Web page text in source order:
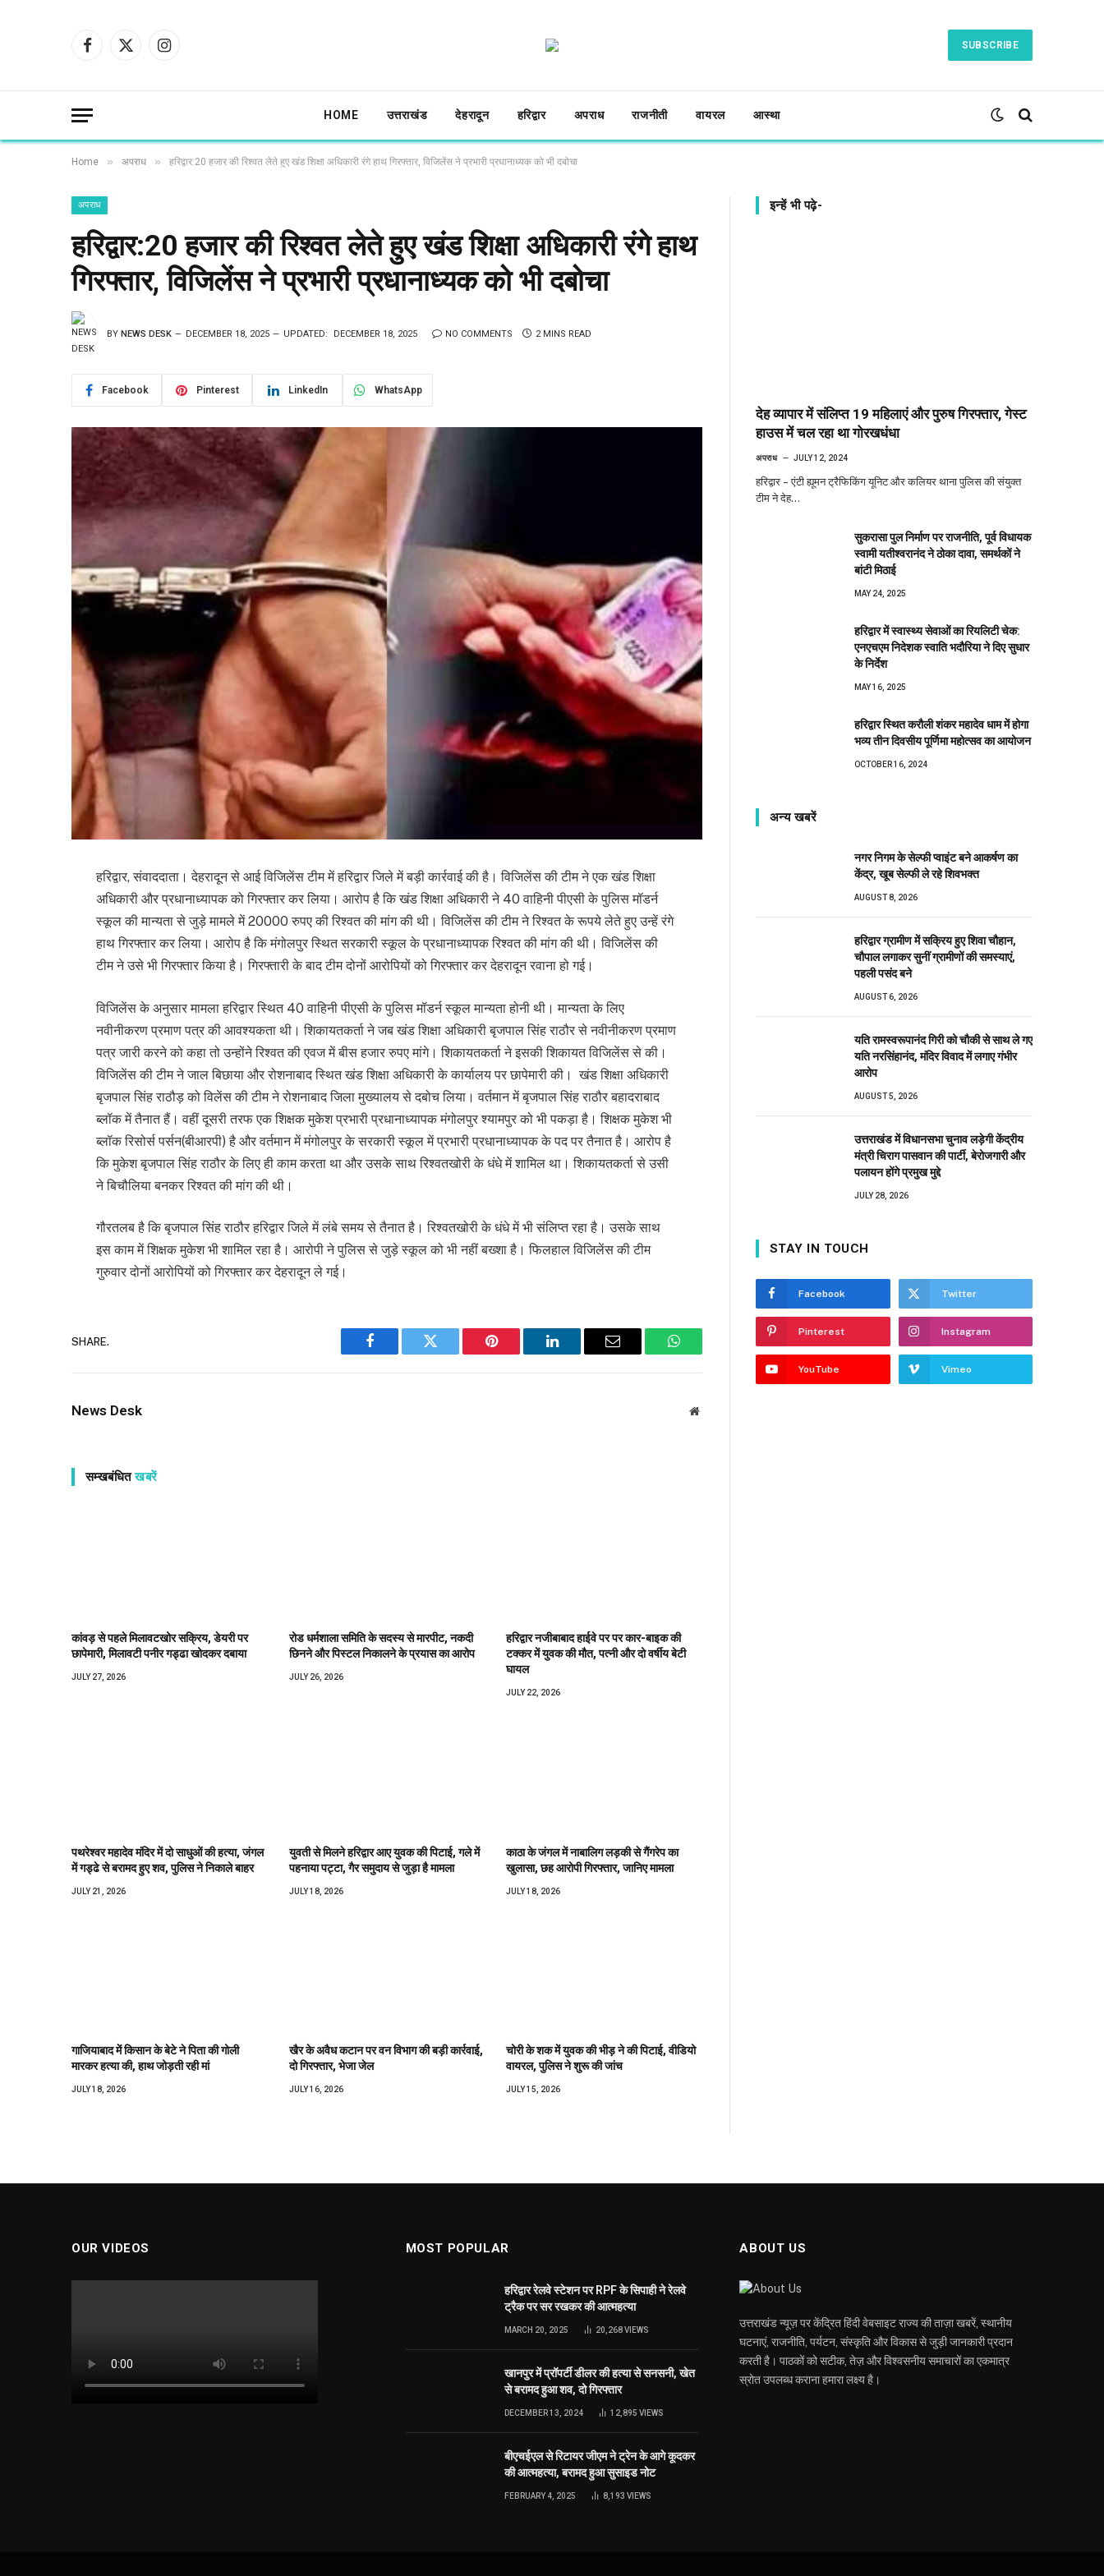
Facebook
X
Instagram
SUBSCRIBE
HOME उत्तराखंड देहरादून हरिद्वार अपराध राजनीती वायरल आस्था
Home » अपराध » हरिद्वार:20 हजार की रिश्वत लेते हुए खंड शिक्षा अधिकारी रंगे हाथ गिरफ्तार, विजिलेंस ने प्रभारी प्रधानाध्यक को भी दबोचा
अपराध
हरिद्वार:20 हजार की रिश्वत लेते हुए खंड शिक्षा अधिकारी रंगे हाथ
गिरफ्तार, विजिलेंस ने प्रभारी प्रधानाध्यक को भी दबोचा
BY NEWS DESK DECEMBER 18, 2025 UPDATED: DECEMBER 18, 2025 NO COMMENTS 2 MINS READ
Facebook Pinterest LinkedIn WhatsApp
हरिद्वार, संवाददाता। देहरादून से आई विजिलेंस टीम में हरिद्वार जिले में बड़ी कार्रवाई की है। विजिलेंस की टीम ने एक खंड शिक्षा
अधिकारी और प्रधानाध्यापक को गिरफ्तार कर लिया। आरोप है कि खंड शिक्षा अधिकारी ने 40 वाहिनी पीएसी के पुलिस मॉडर्न
स्कूल की मान्यता से जुड़े मामले में 20000 रुपए की रिश्वत की मांग की थी। विजिलेंस की टीम ने रिश्वत के रूपये लेते हुए उन्हें रंगे
हाथ गिरफ्तार कर लिया। आरोप है कि मंगोलपुर स्थित सरकारी स्कूल के प्रधानाध्यापक रिश्वत की मांग की थी। विजिलेंस की
टीम ने उसे भी गिरफ्तार किया है। गिरफ्तारी के बाद टीम दोनों आरोपियों को गिरफ्तार कर देहरादून रवाना हो गई।
विजिलेंस के अनुसार मामला हरिद्वार स्थित 40 वाहिनी पीएसी के पुलिस मॉडर्न स्कूल मान्यता होनी थी। मान्यता के लिए
नवीनीकरण प्रमाण पत्र की आवश्यकता थी। शिकायतकर्ता ने जब खंड शिक्षा अधिकारी बृजपाल सिंह राठौर से नवीनीकरण प्रमाण
पत्र जारी करने को कहा तो उन्होंने रिश्वत की एवज में बीस हजार रुपए मांगे। शिकायतकर्ता ने इसकी शिकायत विजिलेंस से की।
विजिलेंस की टीम ने जाल बिछाया और रोशनाबाद स्थित खंड शिक्षा अधिकारी के कार्यालय पर छापेमारी की। खंड शिक्षा अधिकारी
बृजपाल सिंह राठौड़ को विलेंस की टीम ने रोशनाबाद जिला मुख्यालय से दबोच लिया। वर्तमान में बृजपाल सिंह राठौर बहादराबाद
ब्लॉक में तैनात हैं। वहीं दूसरी तरफ एक शिक्षक मुकेश प्रभारी प्रधानाध्यापक मंगोलपुर श्यामपुर को भी पकड़ा है। शिक्षक मुकेश भी
ब्लॉक रिसोर्स पर्सन(बीआरपी) है और वर्तमान में मंगोलपुर के सरकारी स्कूल में प्रभारी प्रधानाध्यापक के पद पर तैनात है। आरोप है
कि मुकेश बृजपाल सिंह राठौर के लिए ही काम करता था और उसके साथ रिश्वतखोरी के धंधे में शामिल था। शिकायतकर्ता से उसी
ने बिचौलिया बनकर रिश्वत की मांग की थी।
गौरतलब है कि बृजपाल सिंह राठौर हरिद्वार जिले में लंबे समय से तैनात है। रिश्वतखोरी के धंधे में भी संलिप्त रहा है। उसके साथ
इस काम में शिक्षक मुकेश भी शामिल रहा है। आरोपी ने पुलिस से जुड़े स्कूल को भी नहीं बख्शा है। फिलहाल विजिलेंस की टीम
गुरुवार दोनों आरोपियों को गिरफ्तार कर देहरादून ले गई।
SHARE.
Facebook Twitter Pinterest LinkedIn Email WhatsApp
News Desk Website
सम्खबंधितखबरें
कांवड़ से पहले मिलावटखोर सक्रिय, डेयरी पर
छापेमारी, मिलावटी पनीर गड्ढा खोदकर दबाया
JULY 27, 2026
रोड धर्मशाला समिति के सदस्य से मारपीट, नकदी
छिनने और पिस्टल निकालने के प्रयास का आरोप
JULY 26, 2026
हरिद्वार नजीबाबाद हाईवे पर पर कार-बाइक की
टक्कर में युवक की मौत, पत्नी और दो वर्षीय बेटी
घायल
JULY 22, 2026
पथरेश्वर महादेव मंदिर में दो साधुओं की हत्या, जंगल
में गड्ढे से बरामद हुए शव, पुलिस ने निकाले बाहर
JULY 21, 2026
युवती से मिलने हरिद्वार आए युवक की पिटाई, गले में
पहनाया पट्टा, गैर समुदाय से जुड़ा है मामला
JULY 18, 2026
काठा के जंगल में नाबालिग लड़की से गैंगरेप का
खुलासा, छह आरोपी गिरफ्तार, जानिए मामला
JULY 18, 2026
गाजियाबाद में किसान के बेटे ने पिता की गोली
मारकर हत्या की, हाथ जोड़ती रही मां
JULY 18, 2026
खैर के अवैध कटान पर वन विभाग की बड़ी कार्रवाई,
दो गिरफ्तार, भेजा जेल
JULY 16, 2026
चोरी के शक में युवक की भीड़ ने की पिटाई, वीडियो
वायरल, पुलिस ने शुरू की जांच
JULY 15, 2026
इन्हें भी पढ़े-
देह व्यापार में संलिप्त 19 महिलाएं और पुरुष गिरफ्तार, गेस्ट
हाउस में चल रहा था गोरखधंधा
अपराध JULY 12, 2024
हरिद्वार – एंटी ह्यूमन ट्रैफिकिंग यूनिट और कलियर थाना पुलिस की संयुक्त
टीम ने देह…
सुकरासा पुल निर्माण पर राजनीति, पूर्व विधायक
स्वामी यतीश्वरानंद ने ठोका दावा, समर्थकों ने
बांटी मिठाई
MAY 24, 2025
हरिद्वार में स्वास्थ्य सेवाओं का रियलिटी चेक:
एनएचएम निदेशक स्वाति भदौरिया ने दिए सुधार
के निर्देश
MAY 16, 2025
हरिद्वार स्थित करौली शंकर महादेव धाम में होगा
भव्य तीन दिवसीय पूर्णिमा महोत्सव का आयोजन
OCTOBER 16, 2024
अन्य खबरें
नगर निगम के सेल्फी प्वाइंट बने आकर्षण का
केंद्र, खूब सेल्फी ले रहे शिवभक्त
AUGUST 8, 2026
हरिद्वार ग्रामीण में सक्रिय हुए शिवा चौहान,
चौपाल लगाकर सुनीं ग्रामीणों की समस्याएं,
पहली पसंद बने
AUGUST 6, 2026
यति रामस्वरूपानंद गिरी को चौकी से साथ ले गए
यति नरसिंहानंद, मंदिर विवाद में लगाए गंभीर
आरोप
AUGUST 5, 2026
उत्तराखंड में विधानसभा चुनाव लड़ेगी केंद्रीय
मंत्री चिराग पासवान की पार्टी, बेरोजगारी और
पलायन होंगे प्रमुख मुद्दे
JULY 28, 2026
STAY IN TOUCH
Facebook Twitter
Pinterest Instagram
YouTube Vimeo
OUR VIDEOS MOST POPULAR
हरिद्वार रेलवे स्टेशन पर RPF के सिपाही ने रेलवे
ट्रैक पर सर रखकर की आत्महत्या
MARCH 20, 2025 20,268VIEWS
खानपुर में प्रॉपर्टी डीलर की हत्या से सनसनी, खेत
से बरामद हुआ शव, दो गिरफ्तार
DECEMBER 13, 2024 12,895 VIEWS
बीएचईएल से रिटायर जीएम ने ट्रेन के आगे कूदकर
की आत्महत्या, बरामद हुआ सुसाइड नोट
FEBRUARY 4, 2025 8,193 VIEWS
ABOUT US
उत्तराखंड न्यूज़ पर केंद्रित हिंदी वेबसाइट राज्य की ताज़ा खबरें, स्थानीय
घटनाएं, राजनीति, पर्यटन, संस्कृति और विकास से जुड़ी जानकारी प्रदान
करती है। पाठकों को सटीक, तेज़ और विश्वसनीय समाचारों का एकमात्र
स्रोत उपलब्ध कराना हमारा लक्ष्य है।